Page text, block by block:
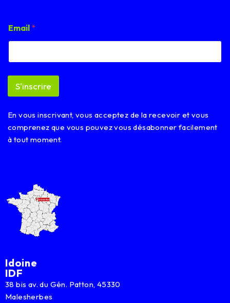
m
a
l
m
i
E
m
a
Email *
S'inscrire
En vous inscrivant, vous acceptez de la recevoir et vous
comprenez que vous pouvez vous désabonner facilement
à tout moment.
Idoine
IDF
38 bis av. du Gén. Patton, 45330
Malesherbes